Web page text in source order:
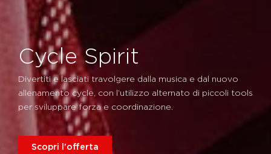
Cycle Spirit
Divertiti e lasciati travolgere dalla musica e dal nuovo
allenamento cycle, con l’utilizzo alternato di piccoli tools
per sviluppare forza e coordinazione.
Scopri l'offerta